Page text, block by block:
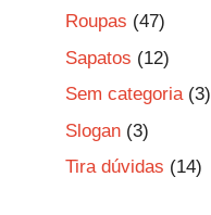
Roupas (47)
Sapatos (12)
Sem categoria(3)
Slogan (3)
Tira dúvidas (14)